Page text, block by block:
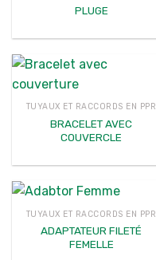
PLUGE
TUYAUX ET RACCORDS EN PPR
BRACELET AVEC
COUVERCLE
TUYAUX ET RACCORDS EN PPR
ADAPTATEUR FILETÉ
FEMELLE